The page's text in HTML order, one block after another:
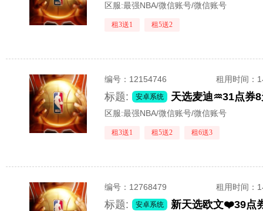
区服:最强NBA/微信账号/微信账号
租3送1 租5送2
编号： 12154746 租用时间 ：
标题: 安卓系统
区服:最强NBA/微信账号/微信账号
租3送1 租5送2 租6送3
编号： 12768479 租用时间 ：
标题: 安卓系统